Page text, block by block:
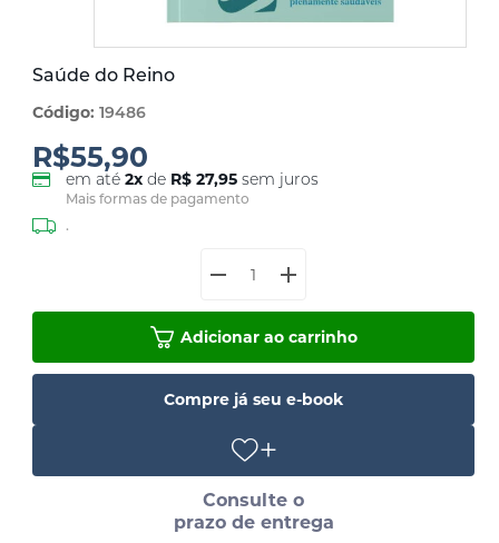
Saúde do Reino
Código:19486
R$55,90
em até2x de R$ 27,95 sem juros
Mais formas de pagamento
.
Adicionar ao carrinho
Compre já seu e-book
Consulte o
prazo de entrega